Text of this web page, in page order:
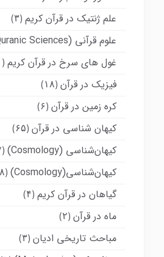
علم ژنتیک در قرآن کریم (۳)
علوم قرآنی (Quranic Sciences)
غول های سرخ در قرآن کریم (۱)
فیزیک در قرآن (۱۸)
کره زمین در قرآن (۶)
کیهان شناسی در قرآن (۶۵)
کیهان‌شناسی (Cosmology) (۷)
کیهان‌شناسی(Cosmology) (۸)
گیاهان در قرآن کریم (۴)
ماه در قرآن (۲)
مباحث تاریخی ادیان (۳)